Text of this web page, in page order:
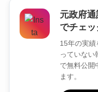
元政府
でチェッ
15年の実
っていない
で無料公開
ます。